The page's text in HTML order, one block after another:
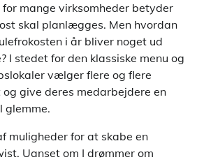
for mange virksomheder betyder
skal planlægges. Men hvordan
i år bliver noget ud
I stedet for den klassiske menu og
vælger flere og flere
give deres medarbejdere en
glemme.
muligheder for at skabe en
Uanset om I drømmer om